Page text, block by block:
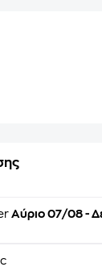
Αύριο 07/08 -